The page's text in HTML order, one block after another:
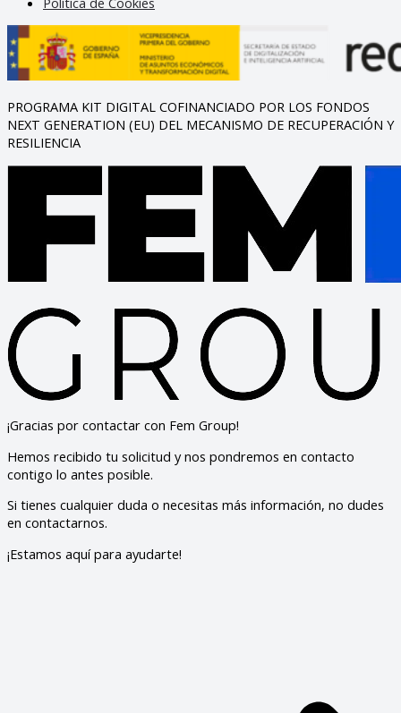
PROGRAMA KIT DIGITAL COFINANCIADO POR LOS FONDOS
NEXT GENERATION (EU) DEL MECANISMO DE RECUPERACIÓN Y
RESILIENCIA
¡Gracias por contactar con Fem Group!
Hemos recibido tu solicitud y nos pondremos en contacto
contigo lo antes posible.
Si tienes cualquier duda o necesitas más información, no dudes
en contactarnos.
¡Estamos aquí para ayudarte!